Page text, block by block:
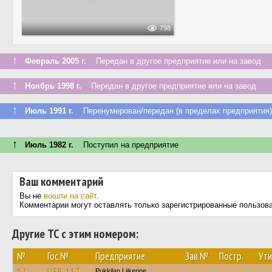
798
↑ Февраль 2005 г. Передан в другое предприятие или на завод
↑ Ноябрь 1998 г. Передан в другое предприятие или на завод
↑ Июль 1991 г. Перенумерован/передан (в пределах предприятия)
↑ Июль 1982 г. Поступил на предприятие
Ваш комментарий
Вы не вошли на сайт.
Комментарии могут оставлять только зарегистрированные
Другие ТС с этим номером:
№ Гос.№ Предприятие Зав.№ Постр.